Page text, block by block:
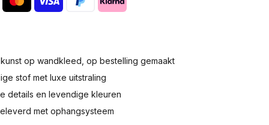
op wandkleed, op bestelling gemaakt
stof met luxe uitstraling
details en levendige kleuren
met ophangsysteem